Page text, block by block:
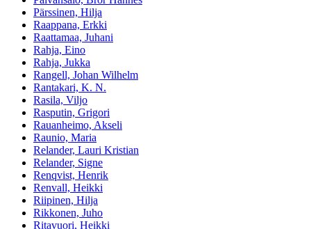
Pärssinen, Hilja
Raappana, Erkki
Raattamaa, Juhani
Rahja, Eino
Rahja, Jukka
Rangell, Johan Wilhelm
Rantakari, K. N.
Rasila, Viljo
Rasputin, Grigori
Rauanheimo, Akseli
Raunio, Maria
Relander, Lauri Kristian
Relander, Signe
Renqvist, Henrik
Renvall, Heikki
Riipinen, Hilja
Rikkonen, Juho
Ritavuori, Heikki